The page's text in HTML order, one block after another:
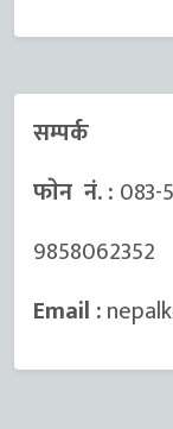
सम्पर्क
फाेन नं. : 083-
9858062352
Email :